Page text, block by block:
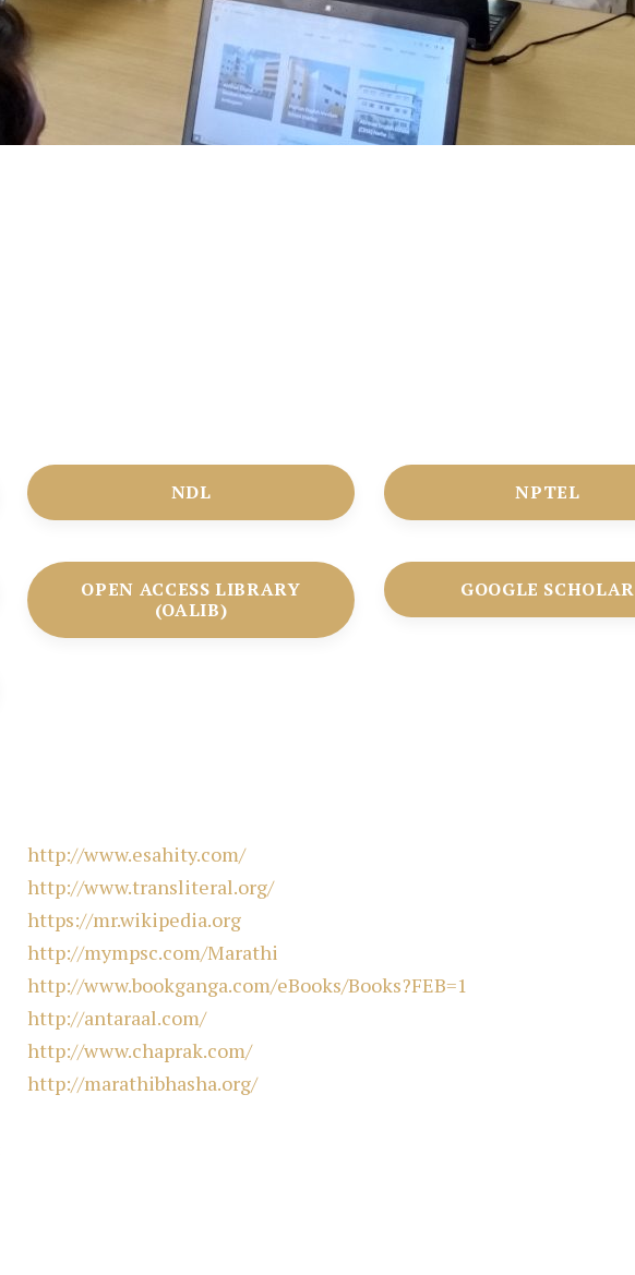
NDL
OPEN ACCESS LIBRARY
(OALIB)
NPTEL
GOOGLE SCHOLAR
http://www.esahity.com/
http://www.transliteral.org/
https://mr.wikipedia.org
http://mympsc.com/Marathi
http://www.bookganga.com/eBooks/Books?FEB=1
http://antaraal.com/
http://www.chaprak.com/
http://marathibhasha.org/